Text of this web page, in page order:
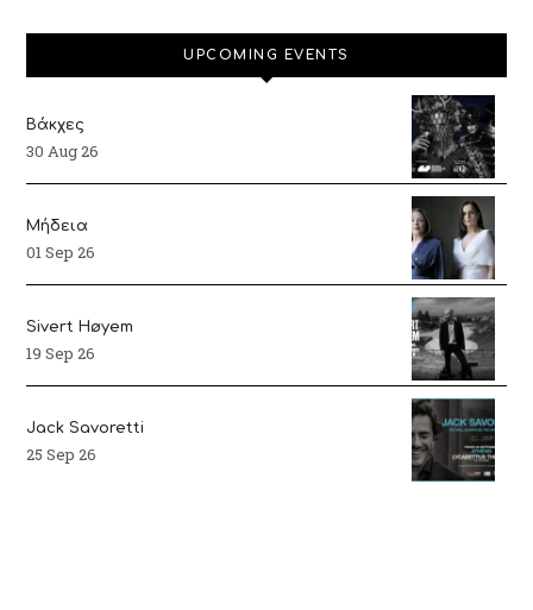
UPCOMING EVENTS
Βάκχες
30 Aug 26
Μήδεια
01 Sep 26
Sivert Høyem
19 Sep 26
Jack Savoretti
25 Sep 26